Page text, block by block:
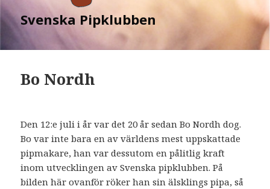
Svenska Pipklubben
Bo Nordh
Den 12:e juli i år var det 20 år sedan Bo Nordh dog.
Bo var inte bara en av världens mest uppskattade
pipmakare, han var dessutom en pålitlig kraft
inom utvecklingen av Svenska pipklubben. På
bilden här ovanför röker han sin älsklings pipa, så